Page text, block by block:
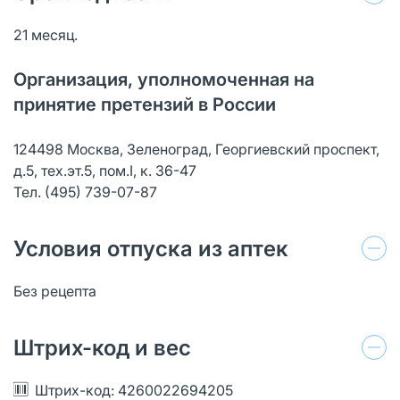
21 месяц.
Организация, уполномоченная на
принятие претензий в России
124498 Москва, Зеленоград, Георгиевский проспект,
д.5, тех.эт.5, пом.I, к. 36-47
Тел. (495) 739-07-87
Условия отпуска из аптек
Без рецепта
Штрих-код и вес
Штрих-код: 4260022694205